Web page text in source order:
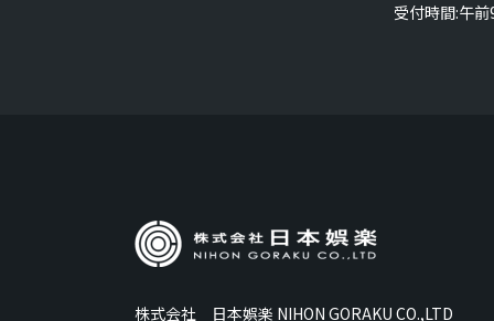
受付時間:午
株式会社 日本娯楽 NIHON GORAKU CO.,LTD